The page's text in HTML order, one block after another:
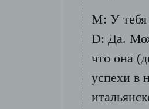
M: У тебя
D: Да.
что она
успехи в